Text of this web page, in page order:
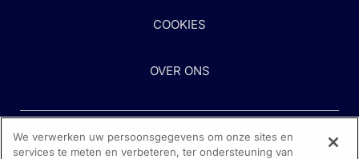
COOKIES
OVER ONS
We verwerken uw persoonsgegevens om onze sites en
services te meten en verbeteren, ter ondersteuning van